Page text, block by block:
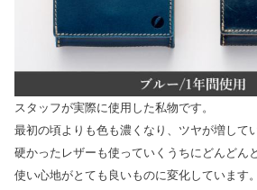
スタッフが実際に使用した私物です。
最初の頃よりも色も濃くなり、ツヤが増して
硬かったレザーも使っていくうちにどんどん
使い心地がとても良いものに変化しています。